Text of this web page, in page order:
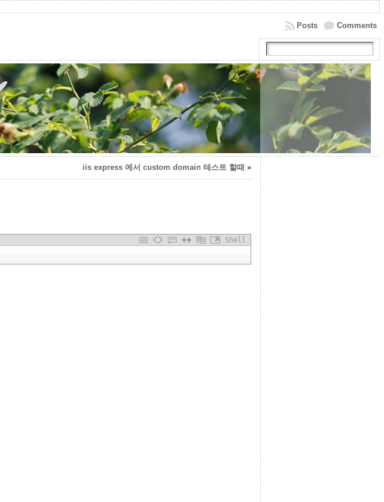
Comments
Posts
iis express 에서 custom domain 테스트 할때 »
Shell